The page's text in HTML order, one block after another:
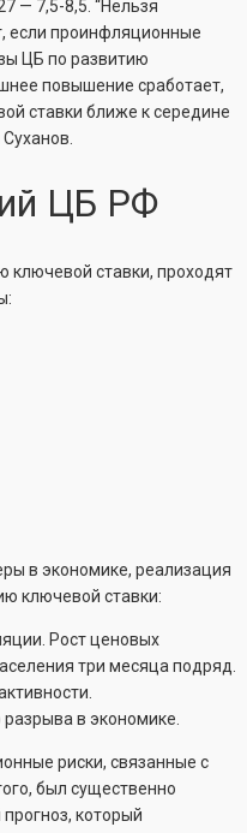
— 7,5-8,5. “Нельзя
если проинфляционные
ЦБ по развитию
повышение сработает,
ставки ближе к середине
ЦБ РФ
ключевой ставки, проходят
в экономике, реализация
ключевой ставки:
Рост ценовых
три месяца подряд.
в экономике.
риски, связанные с
был существенно
который